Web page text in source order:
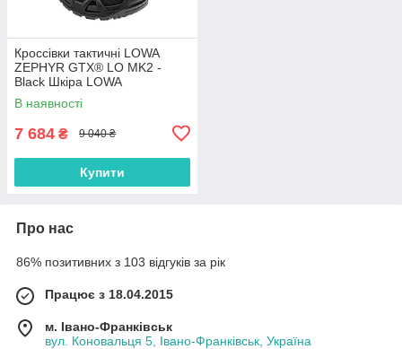
Кроссівки тактичні LOWA
ZEPHYR GTX® LO MK2 -
Black Шкіра LOWA
Всесезонний
В наявності
7 684 ₴ 9 040 ₴
Купити
Про нас
86% позитивних з 103 відгуків за рік
Працює з 18.04.2015
м. Івано-Франківськ
вул. Коновальця 5, Івано-Франківськ, Україна